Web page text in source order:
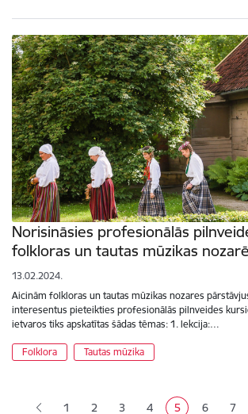
Norisināsies profesionālās
folkloras un tautas mūzikas nozarē
13.02.2024.
Aicinām folkloras un tautas mūzikas nozares
interesentus pieteikties profesionālās pilnveides
ietvaros tiks apskatītas šādas tēmas: 1. lekcija:…
Folklora Tautas mūzika
1 2 3 4 5 6 7